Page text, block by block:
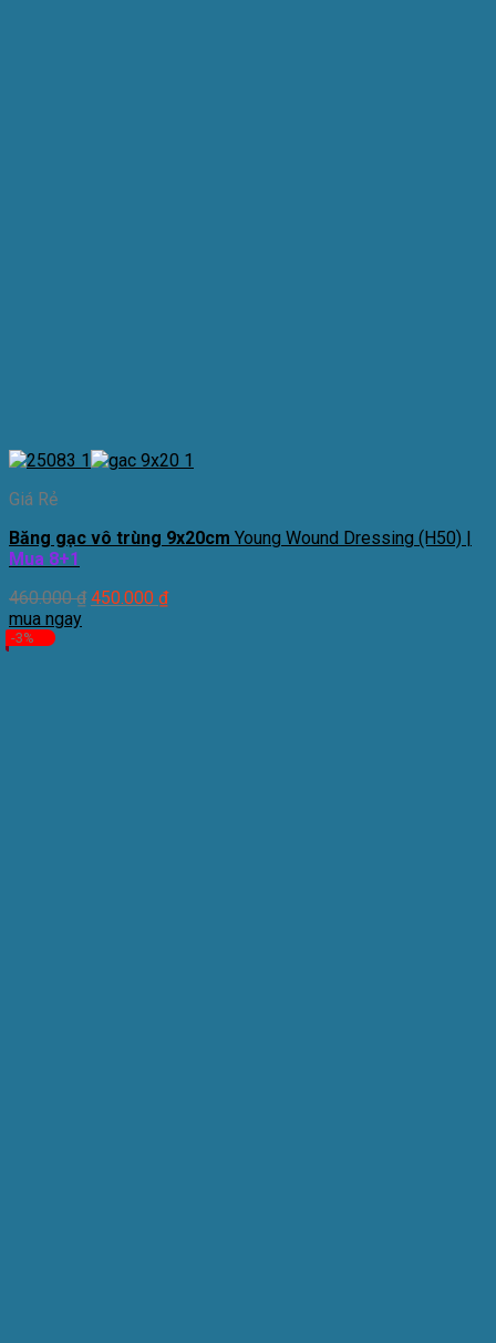
Giá Rẻ
Băng gạc vô trùng 9x20cm Young Wound Dressing (H50) |
Mua 8+1
460.000₫ 450.000 ₫
mua ngay
-3%